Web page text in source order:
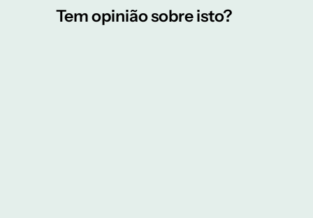
Tem opinião sobre isto?